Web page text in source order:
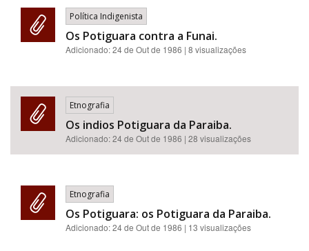
Política Indigenista
Os Potiguara contra a Funai.
Adicionado:24 de Out de 1986 | 8 visualizações
Etnografia
Os indios Potiguara da Paraiba.
Adicionado:24 de Out de 1986 | 28 visualizações
Etnografia
Os Potiguara: os Potiguara da Paraiba.
Adicionado:24 de Out de 1986 | 13 visualizações